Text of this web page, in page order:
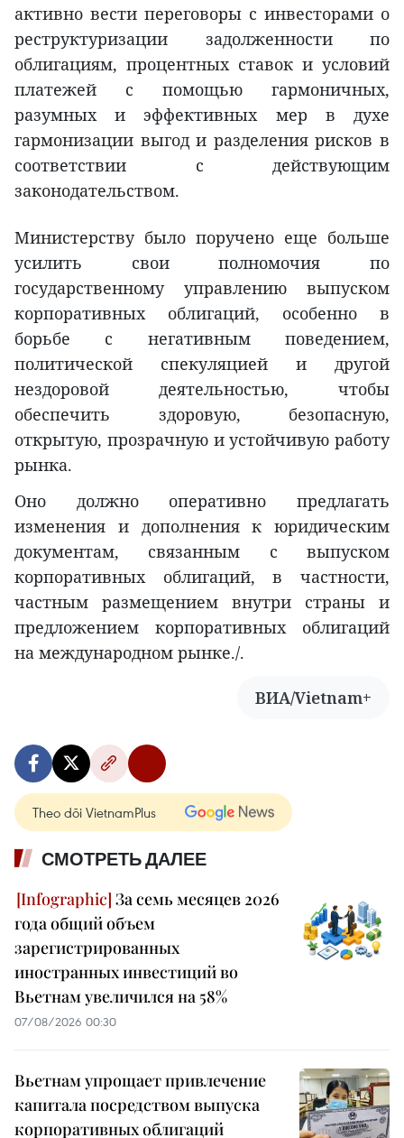
активно вести переговоры с инвесторами о
реструктуризации задолженности по
облигациям, процентных ставок и условий
платежей с помощью гармоничных,
разумных и эффективных мер в духе
гармонизации выгод и разделения рисков в
соответствии с действующим
законодательством.
Министерству было поручено еще больше
усилить свои полномочия по
государственному управлению выпуском
корпоративных облигаций, особенно в
борьбе с негативным поведением,
политической спекуляцией и другой
нездоровой деятельностью, чтобы
обеспечить здоровую, безопасную,
открытую, прозрачную и устойчивую работу
рынка.
Оно должно оперативно предлагать
изменения и дополнения к юридическим
документам, связанным с выпуском
корпоративных облигаций, в частности,
частным размещением внутри страны и
предложением корпоративных облигаций
на международном рынке./.
ВИА/Vietnam+
Theo dõi VietnamPlus
СМОТРЕТЬ ДАЛЕЕ
За семь месяцев 2026
года общий объем
зарегистрированных
иностранных инвестиций во
Вьетнам увеличился на 58%
07/08/2026 00:30
Вьетнам упрощает привлечение
капитала посредством выпуска
корпоративных облигаций